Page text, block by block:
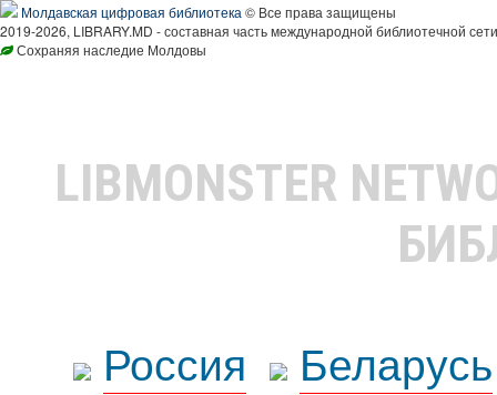
Молдавская цифровая библиотека © Все права защищены
2019-2026, LIBRARY.MD - составная часть международной библиотечной
Сохраняя наследие Молдовы
LIBMONSTER
Россия
Беларусь